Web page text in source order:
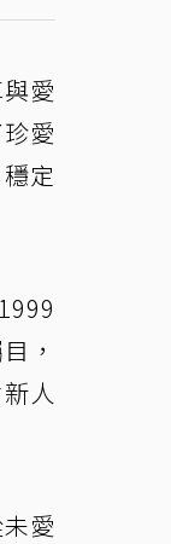
愛
愛
定
，
人
愛